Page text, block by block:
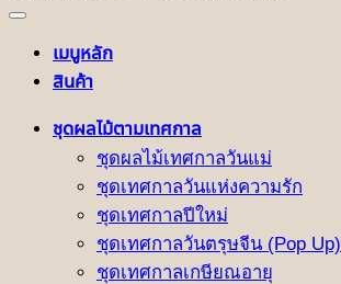
เมนูหลัก
สินค้า
ชุดผลไม้ตามเทศกาล
ชุดผลไม้เทศกาลวันแม่
ชุดเทศกาลวันแห่งความรัก
ชุดเทศกาลปีใหม่
ชุดเทศกาลวันตรุษจีน (Pop Up)
ชุดเทศกาลเกษียณอายุ